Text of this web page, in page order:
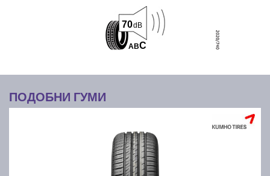
ABC
70dB
ПОДОБНИ ГУМИ